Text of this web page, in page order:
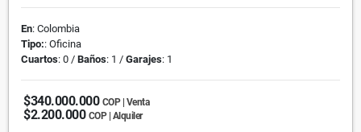
En: Colombia
Tipo:: Oficina
Cuartos: 0 / Baños: 1 / Garajes: 1
$340.000.000 COP | Venta
$2.200.000 COP | Alquiler